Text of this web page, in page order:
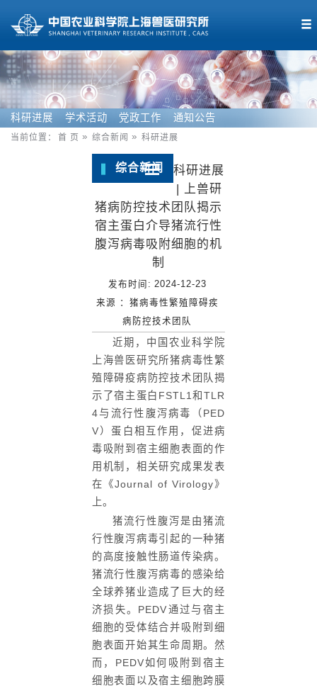
科研进展 学术活动 党政工作 通知公告
当前位置： 首 页 综合新闻 科研进展
综合新闻
科研进展
| 上兽研
猪病防控技术团队揭示
宿主蛋白介导猪流行性
腹泻病毒吸附细胞的机
制
发布时间: 2024-12-23
来源 ： 猪病毒性繁殖障碍疾
病防控技术团队
近期，中国农业科学院
上海兽医研究所猪病毒性繁
殖障碍疫病防控技术团队揭
示了宿主蛋白FSTL1和TLR
4与流行性腹泻病毒（PED
V）蛋白相互作用，促进病
毒吸附到宿主细胞表面的作
用机制，相关研究成果发表
在《Journal of Virology》
上。
猪流行性腹泻是由猪流
行性腹泻病毒引起的一种猪
的高度接触性肠道传染病。
猪流行性腹泻病毒的感染给
全球养猪业造成了巨大的经
济损失。PEDV通过与宿主
细胞的受体结合并吸附到细
胞表面开始其生命周期。然
而，PEDV如何吸附到宿主
细胞表面以及宿主细胞跨膜